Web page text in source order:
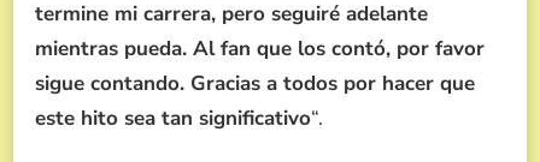
termine mi carrera, pero seguiré adelante
mientras pueda. Al fan que los contó, por favor
sigue contando. Gracias a todos por hacer que
este hito sea tan significativo“.